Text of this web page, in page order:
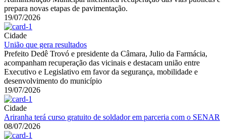
prepara novas etapas de pavimentação.
19/07/2026
Cidade
União que gera resultados
Prefeito Dedê Trovó e presidente da Câmara, Julio da Farmácia,
acompanham recuperação das vicinais e destacam união entre
Executivo e Legislativo em favor da segurança, mobilidade e
desenvolvimento do município
19/07/2026
Cidade
Ariranha terá curso gratuito de soldador em parceria com o SENAR
08/07/2026